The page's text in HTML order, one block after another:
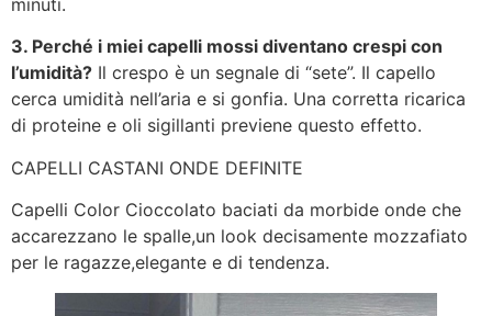
3. Perché i miei capelli mossi diventano crespi con
l’umidità? Il crespo è un segnale di “sete”. Il capello
cerca umidità nell’aria e si gonfia. Una corretta ricarica
di proteine e oli sigillanti previene questo effetto.
CAPELLI CASTANI ONDE DEFINITE
Capelli Color Cioccolato baciati da morbide onde che
accarezzano le spalle,un look decisamente mozzafiato
per le ragazze,elegante e di tendenza.